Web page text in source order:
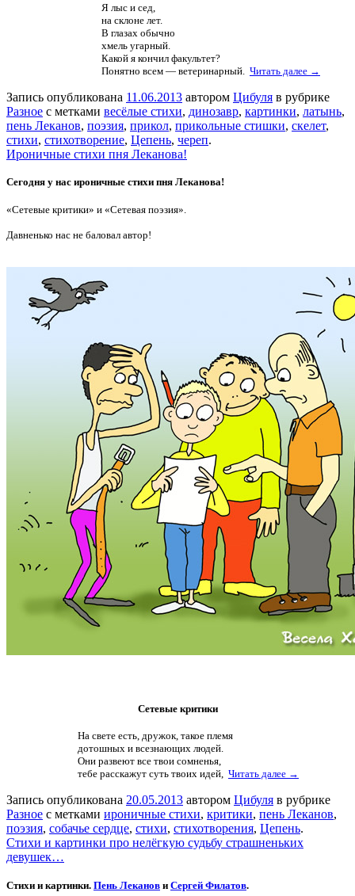
Я лыс и сед,
на склоне лет.
В глазах обычно
хмель угарный.
Какой я кончил факультет?
Понятно всем — ветеринарный. Читать далее →
Запись опубликована 11.06.2013 автором Цибуля в рубрике
Разное с метками весёлые стихи, динозавр, картинки, латынь,
пень Леканов, поэзия, прикол, прикольные стишки, скелет,
стихи, стихотворение, Цепень, череп.
Ироничные стихи пня Леканова!
Сегодня у нас ироничные стихи пня Леканова!
«Сетевые критики» и «Сетевая поэзия».
Давненько нас не баловал автор!
Сетевые критики
На свете есть, дружок, такое племя
дотошных и всезнающих людей.
Они развеют все твои сомненья,
тебе расскажут суть твоих идей, Читать далее →
Запись опубликована 20.05.2013 автором Цибуля в рубрике
Разное с метками ироничные стихи, критики, пень Леканов,
поэзия, собачье сердце, стихи, стихотворения, Цепень.
Стихи и картинки про нелёгкую судьбу страшненьких
девушек…
Стихи и картинки. Пень Леканов и Сергей Филатов.